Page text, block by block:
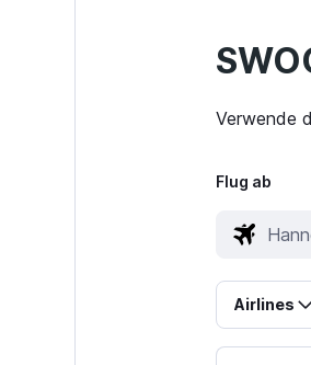
Verwende
Flug ab
Airlines